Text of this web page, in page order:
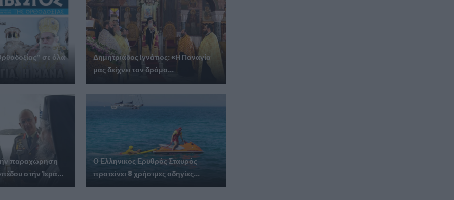
σε όλα
Δημητριάδος Ιγνάτιος: «Η Παναγία
μας δείχνει τον δρόμο...
τήν παραχώρηση
στήν Ἱερά...
Ο Ελληνικός Ερυθρός Σταυρός
προτείνει 8 χρήσιμες οδηγίες...